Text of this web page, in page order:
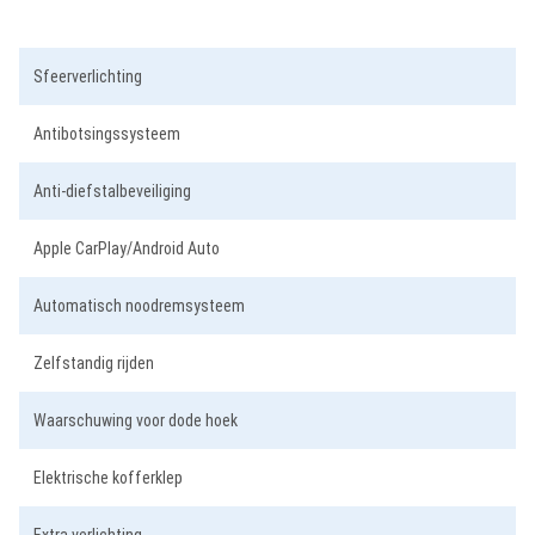
Sfeerverlichting
Antibotsingssysteem
Anti-diefstalbeveiliging
Apple CarPlay/Android Auto
Automatisch noodremsysteem
Zelfstandig rijden
Waarschuwing voor dode hoek
Elektrische kofferklep